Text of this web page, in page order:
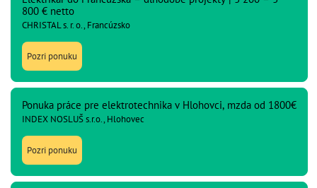
800 € netto
CHRISTAL s. r. o., Francúzsko
Pozri ponuku
Ponuka práce pre elektrotechnika v Hlohovci, mzda od 1800€
INDEX NOSLUŠ s.r.o., Hlohovec
Pozri ponuku